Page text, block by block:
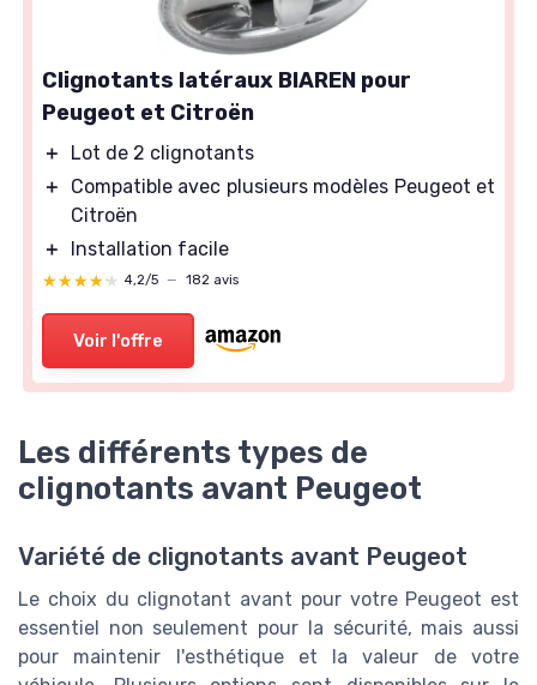
Clignotants latéraux BIAREN pour
Peugeot et Citroën
＋
Lot de 2 clignotants
＋
Compatible avec plusieurs modèles Peugeot et
Citroën
＋
Installation facile
★★★★★
★★★★★ 4,2/5 — 182 avis
Voir l'offre
Les différents types de
clignotants avant Peugeot
Variété de clignotants avant Peugeot
Le choix du clignotant avant pour votre Peugeot est
essentiel non seulement pour la sécurité, mais aussi
pour maintenir l'esthétique et la valeur de votre